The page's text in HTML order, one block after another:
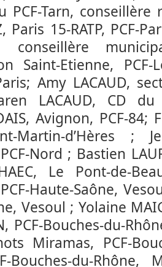
PCF-Tarn,
Paris 15-RATP, PCF-
conseillère
Saint-Etienne,
Amy LACAUD,
LACAUD, CD
Avignon, PCF-84;
Martin-d’Hères ;
Nord ; Bastien
Le Pont-de-
Haute-Saône,
Vesoul ; Yolaine
PCF-Bouches-du-
Miramas, PCF-
Bouches-du-Rhône,